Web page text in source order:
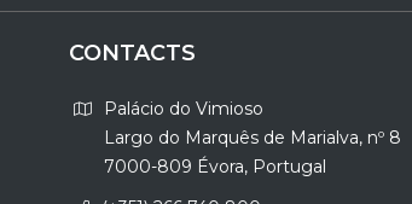
CONTACTS
Palácio do Vimioso
Largo do Marquês de Marialva, nº 8
7000-809 Évora, Portugal